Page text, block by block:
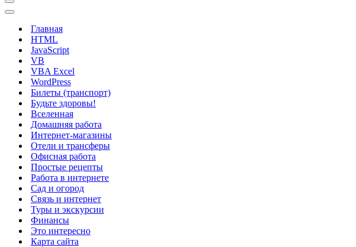
Меню
навигации
Меню
навигацииГлавная
HTML
JavaScript
VB
VBA Excel
WordPress
Билеты (транспорт)
Будьте здоровы!
Вселенная
Домашняя работа
Интернет-магазины
Отели и трансферы
Офисная работа
Простые рецепты
Работа в интернете
Сад и огород
Связь и интернет
Туры и экскурсии
Финансы
Это интересно
Карта сайта